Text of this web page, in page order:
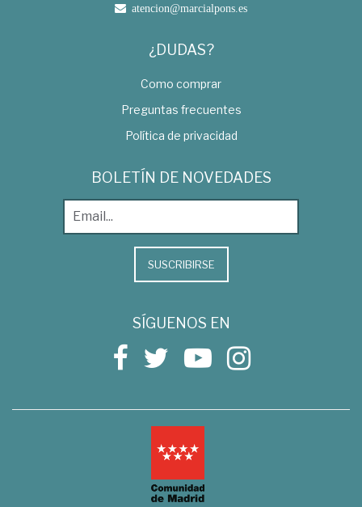
atencion@marcialpons.es
¿DUDAS?
Como comprar
Preguntas frecuentes
Política de privacidad
BOLETÍN DE NOVEDADES
SUSCRIBIRSE
SÍGUENOS EN